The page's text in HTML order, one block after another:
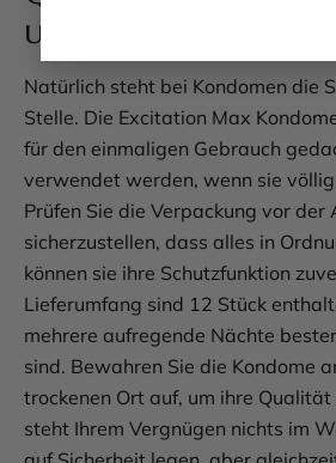
unbeschwerte
Natürlich steht bei Kondomen die
Stelle. Die Excitation Max
für den einmaligen Gebrauch
verwendet werden, wenn sie
Prüfen Sie die Verpackung vor der
sicherzustellen, dass alles in
können sie ihre Schutzfunktion
Lieferumfang sind 12 Stück
mehrere aufregende Nächte
sind. Bewahren Sie die Kondome
trockenen Ort auf, um ihre Qualität
steht Ihrem Vergnügen nichts im